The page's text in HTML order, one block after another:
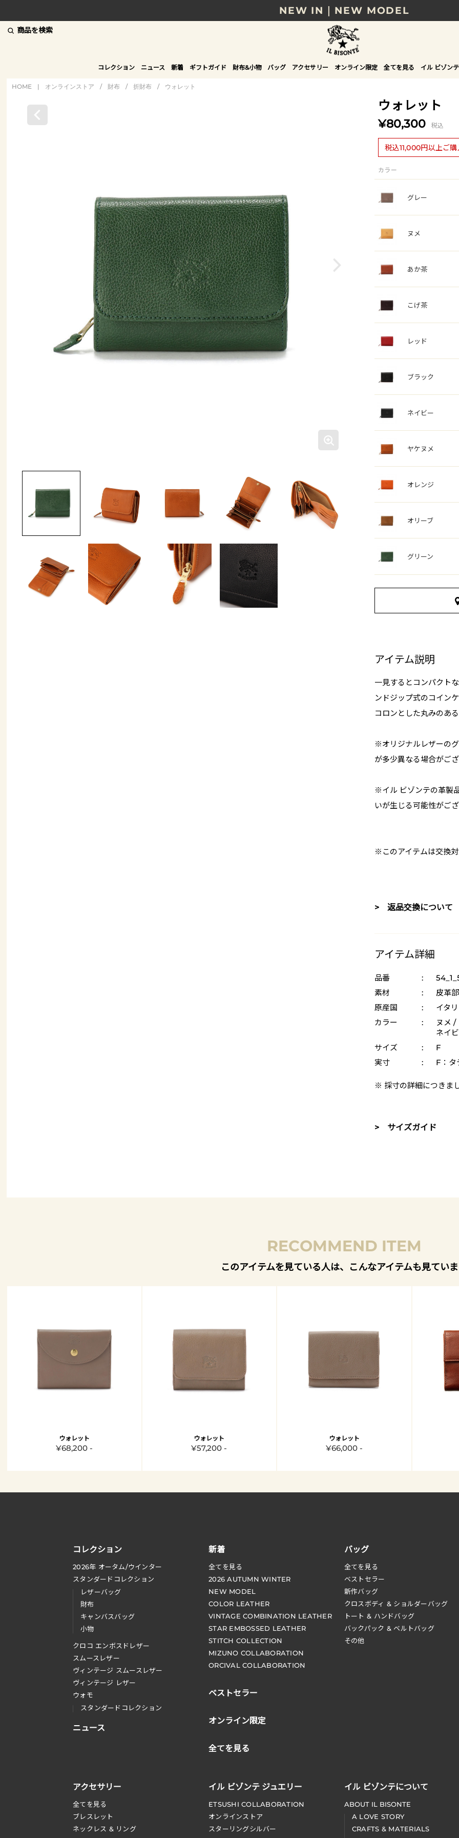
NEW IN｜NEW MODEL
8/17(月)10時まで｜税込11,000円以上で送料無
贈る相手やシーンから選べる、新しいギフトガ
NEW IN｜COLOR LEATHER
商品を検索
コレクション ニュース 新着 ギフトガイド 財布&小物 バッグ アクセサリー オンライン限定 全てを見る イル ビゾン
HOME | オンラインストア / 財布 / 折財布 / ウォレット
ウォレット
¥80,300 税込
税込11,000円以上ご
カラー
グレー
ヌメ
あか茶
こげ茶
レッド
ブラック
ネイビー
ヤケヌメ
オレンジ
オリーブ
グリーン
アイテム説明
一見するとコンパクト
ンドジップ式のコイン
コロンとした丸みのあ
※オリジナルレザーの
が多少異なる場合がご
※イル ビゾンテの革製
いが生じる可能性がご
※このアイテムは交換
> 返品交換について
アイテム詳細
品番 :
素材
:
皮革
原産国
:
イタ
カラー
:
ヌメ /
ネイ
サイズ
:
F
実寸
: F：タ
※ 採寸の詳細につきま
> サイズガイド
RECOMMEND ITEM
このアイテムを見ている人は、こんなアイテムも見てい
ウォレット
¥68,200 -
ウォレット
¥57,200 -
ウォレット
¥66,000 -
コレクション
2026年 オータム/ウインター
スタンダードコレクション
レザーバッグ
財布
キャンバスバッグ
小物
クロコ エンボスドレザー
スムースレザー
ヴィンテージ スムースレザー
ヴィンテージ レザー
ウォモ
スタンダードコレクション
ニュース
新着
全てを見る
2026 AUTUMN WINTER
NEW MODEL
COLOR LEATHER
VINTAGE COMBINATION LEATHER
STAR EMBOSSED LEATHER
STITCH COLLECTION
MIZUNO COLLABORATION
ORCIVAL COLLABORATION
ベストセラー
オンライン限定
全てを見る
バッグ
全てを見る
ベストセラー
新作バッグ
クロスボディ & ショルダーバッグ
トート & ハンドバッグ
バックパック & ベルトバッグ
その他
アクセサリー
全てを見る
ブレスレット
ネックレス & リング
イル ビゾンテ ジュエリー
ETSUSHI COLLABORATION
オンラインストア
スターリングシルバー
イル ビゾンテについて
ABOUT IL BISONTE
A LOVE STORY
CRAFTS & MATERIALS